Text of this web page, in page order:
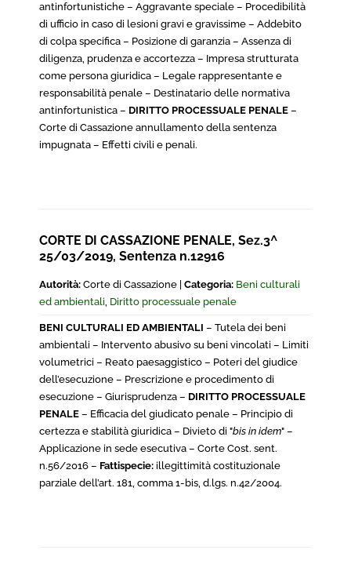
antinfortunistiche – Aggravante speciale – Procedibilità
di ufficio in caso di lesioni gravi e gravissime – Addebito
di colpa specifica – Posizione di garanzia – Assenza di
diligenza, prudenza e accortezza – Impresa strutturata
come persona giuridica – Legale rappresentante e
responsabilità penale – Destinatario delle normativa
antinfortunistica – DIRITTO PROCESSUALE PENALE –
Corte di Cassazione annullamento della sentenza
impugnata – Effetti civili e penali.
CORTE DI CASSAZIONE PENALE, Sez.3^
25/03/2019, Sentenza n.12916
Autorità: Corte di Cassazione | Categoria: Beni culturali
ed ambientali, Diritto processuale penale
BENI CULTURALI ED AMBIENTALI – Tutela dei beni
ambientali – Intervento abusivo su beni vincolati – Limiti
volumetrici – Reato paesaggistico – Poteri del giudice
dell’esecuzione – Prescrizione e procedimento di
esecuzione – Giurisprudenza – DIRITTO PROCESSUALE
PENALE – Efficacia del giudicato penale – Principio di
certezza e stabilità giuridica – Divieto di "bis in idem" –
Applicazione in sede esecutiva – Corte Cost. sent.
n.56/2016 – Fattispecie: illegittimità costituzionale
parziale dell’art. 181, comma 1-bis, d.lgs. n.42/2004.